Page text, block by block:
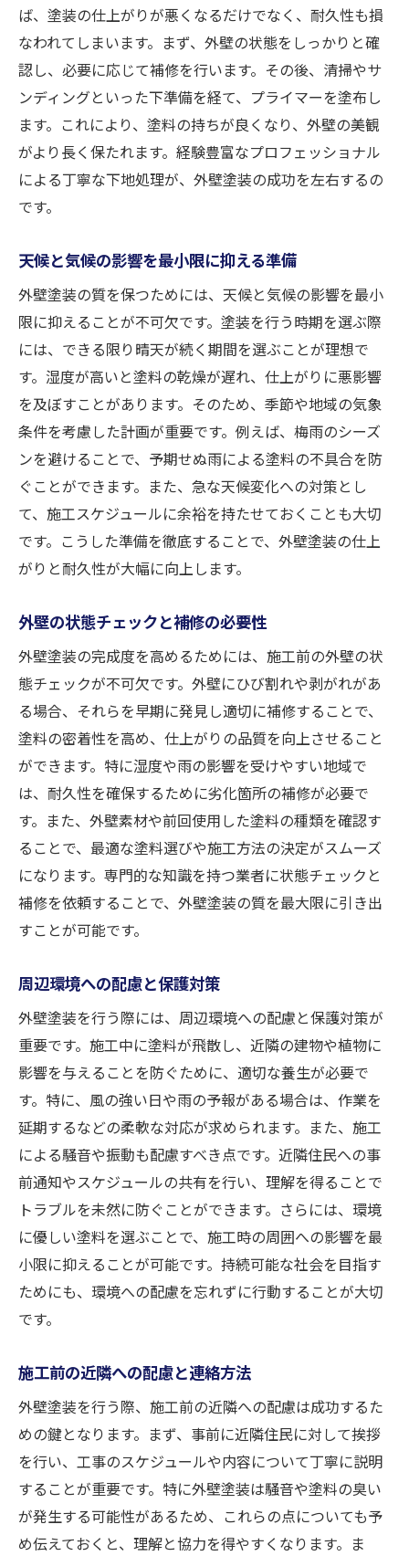
ば、塗装の仕上がりが悪くなるだけでなく、耐久性も損
なわれてしまいます。まず、外壁の状態をしっかりと確
認し、必要に応じて補修を行います。その後、清掃やサ
ンディングといった下準備を経て、プライマーを塗布し
ます。これにより、塗料の持ちが良くなり、外壁の美観
がより長く保たれます。経験豊富なプロフェッショナル
による丁寧な下地処理が、外壁塗装の成功を左右するの
です。
天候と気候の影響を最小限に抑える準備
外壁塗装の質を保つためには、天候と気候の影響を最小
限に抑えることが不可欠です。塗装を行う時期を選ぶ際
には、できる限り晴天が続く期間を選ぶことが理想で
す。湿度が高いと塗料の乾燥が遅れ、仕上がりに悪影響
を及ぼすことがあります。そのため、季節や地域の気象
条件を考慮した計画が重要です。例えば、梅雨のシーズ
ンを避けることで、予期せぬ雨による塗料の不具合を防
ぐことができます。また、急な天候変化への対策とし
て、施工スケジュールに余裕を持たせておくことも大切
です。こうした準備を徹底することで、外壁塗装の仕上
がりと耐久性が大幅に向上します。
外壁の状態チェックと補修の必要性
外壁塗装の完成度を高めるためには、施工前の外壁の状
態チェックが不可欠です。外壁にひび割れや剥がれがあ
る場合、それらを早期に発見し適切に補修することで、
塗料の密着性を高め、仕上がりの品質を向上させること
ができます。特に湿度や雨の影響を受けやすい地域で
は、耐久性を確保するために劣化箇所の補修が必要で
す。また、外壁素材や前回使用した塗料の種類を確認す
ることで、最適な塗料選びや施工方法の決定がスムーズ
になります。専門的な知識を持つ業者に状態チェックと
補修を依頼することで、外壁塗装の質を最大限に引き出
すことが可能です。
周辺環境への配慮と保護対策
外壁塗装を行う際には、周辺環境への配慮と保護対策が
重要です。施工中に塗料が飛散し、近隣の建物や植物に
影響を与えることを防ぐために、適切な養生が必要で
す。特に、風の強い日や雨の予報がある場合は、作業を
延期するなどの柔軟な対応が求められます。また、施工
による騒音や振動も配慮すべき点です。近隣住民への事
前通知やスケジュールの共有を行い、理解を得ることで
トラブルを未然に防ぐことができます。さらには、環境
に優しい塗料を選ぶことで、施工時の周囲への影響を最
小限に抑えることが可能です。持続可能な社会を目指す
ためにも、環境への配慮を忘れずに行動することが大切
です。
施工前の近隣への配慮と連絡方法
外壁塗装を行う際、施工前の近隣への配慮は成功するた
めの鍵となります。まず、事前に近隣住民に対して挨拶
を行い、工事のスケジュールや内容について丁寧に説明
することが重要です。特に外壁塗装は騒音や塗料の臭い
が発生する可能性があるため、これらの点についても予
め伝えておくと、理解と協力を得やすくなります。ま